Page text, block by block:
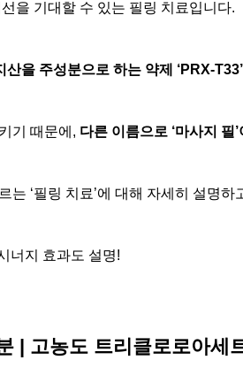
을 기대할 수 있는 필링 치료입니다.
산을 주성분으로 하는 약제 ‘PRX-
기 때문에, 다른 이름으로 ‘마사지 필
는 ‘필링 치료’에 대해 자세히 설명
너지 효과도 설명!
| 고농도 트리클로로아세